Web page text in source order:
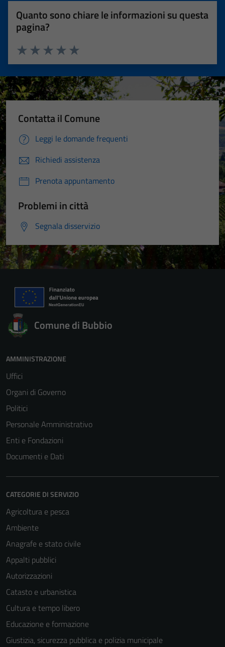
Quanto sono chiare le informazioni su questa
pagina?
Valuta 5 stelle su 5
Valuta 4 stelle su 5
Valuta 3 stelle su 5
Valuta 2 stelle su 5
Valuta 1 stelle su 5
Contatta il Comune
Leggi le domande frequenti
Richiedi assistenza
Prenota appuntamento
Problemi in città
Segnala disservizio
Comune di Bubbio
AMMINISTRAZIONE
Uffici
Organi di Governo
Politici
Personale Amministrativo
Enti e Fondazioni
Documenti e Dati
CATEGORIE DI SERVIZIO
Agricoltura e pesca
Ambiente
Anagrafe e stato civile
Appalti pubblici
Autorizzazioni
Catasto e urbanistica
Cultura e tempo libero
Educazione e formazione
Giustizia, sicurezza pubblica e polizia municipale